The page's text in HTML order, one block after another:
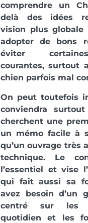
comprendre un
delà des idées
vision plus globale
adopter de bons
éviter
courantes, surtout
chien parfois mal
On peut toutefois
conviendra
cherchent une
un mémo facile à
qu’un ouvrage très
technique. Le
l’essentiel et vise
qui fait aussi sa
avez besoin d’un
centré sur les
quotidien et les